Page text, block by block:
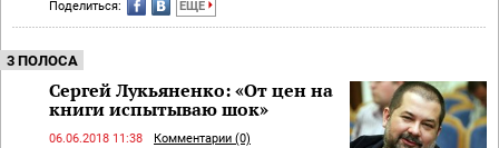
Поделиться: ЕЩЕ
3 ПОЛОСА
Сергей Лукьяненко: «От цен на
книги испытываю шок»
06.06.2018 11:38 Комментарии (0)